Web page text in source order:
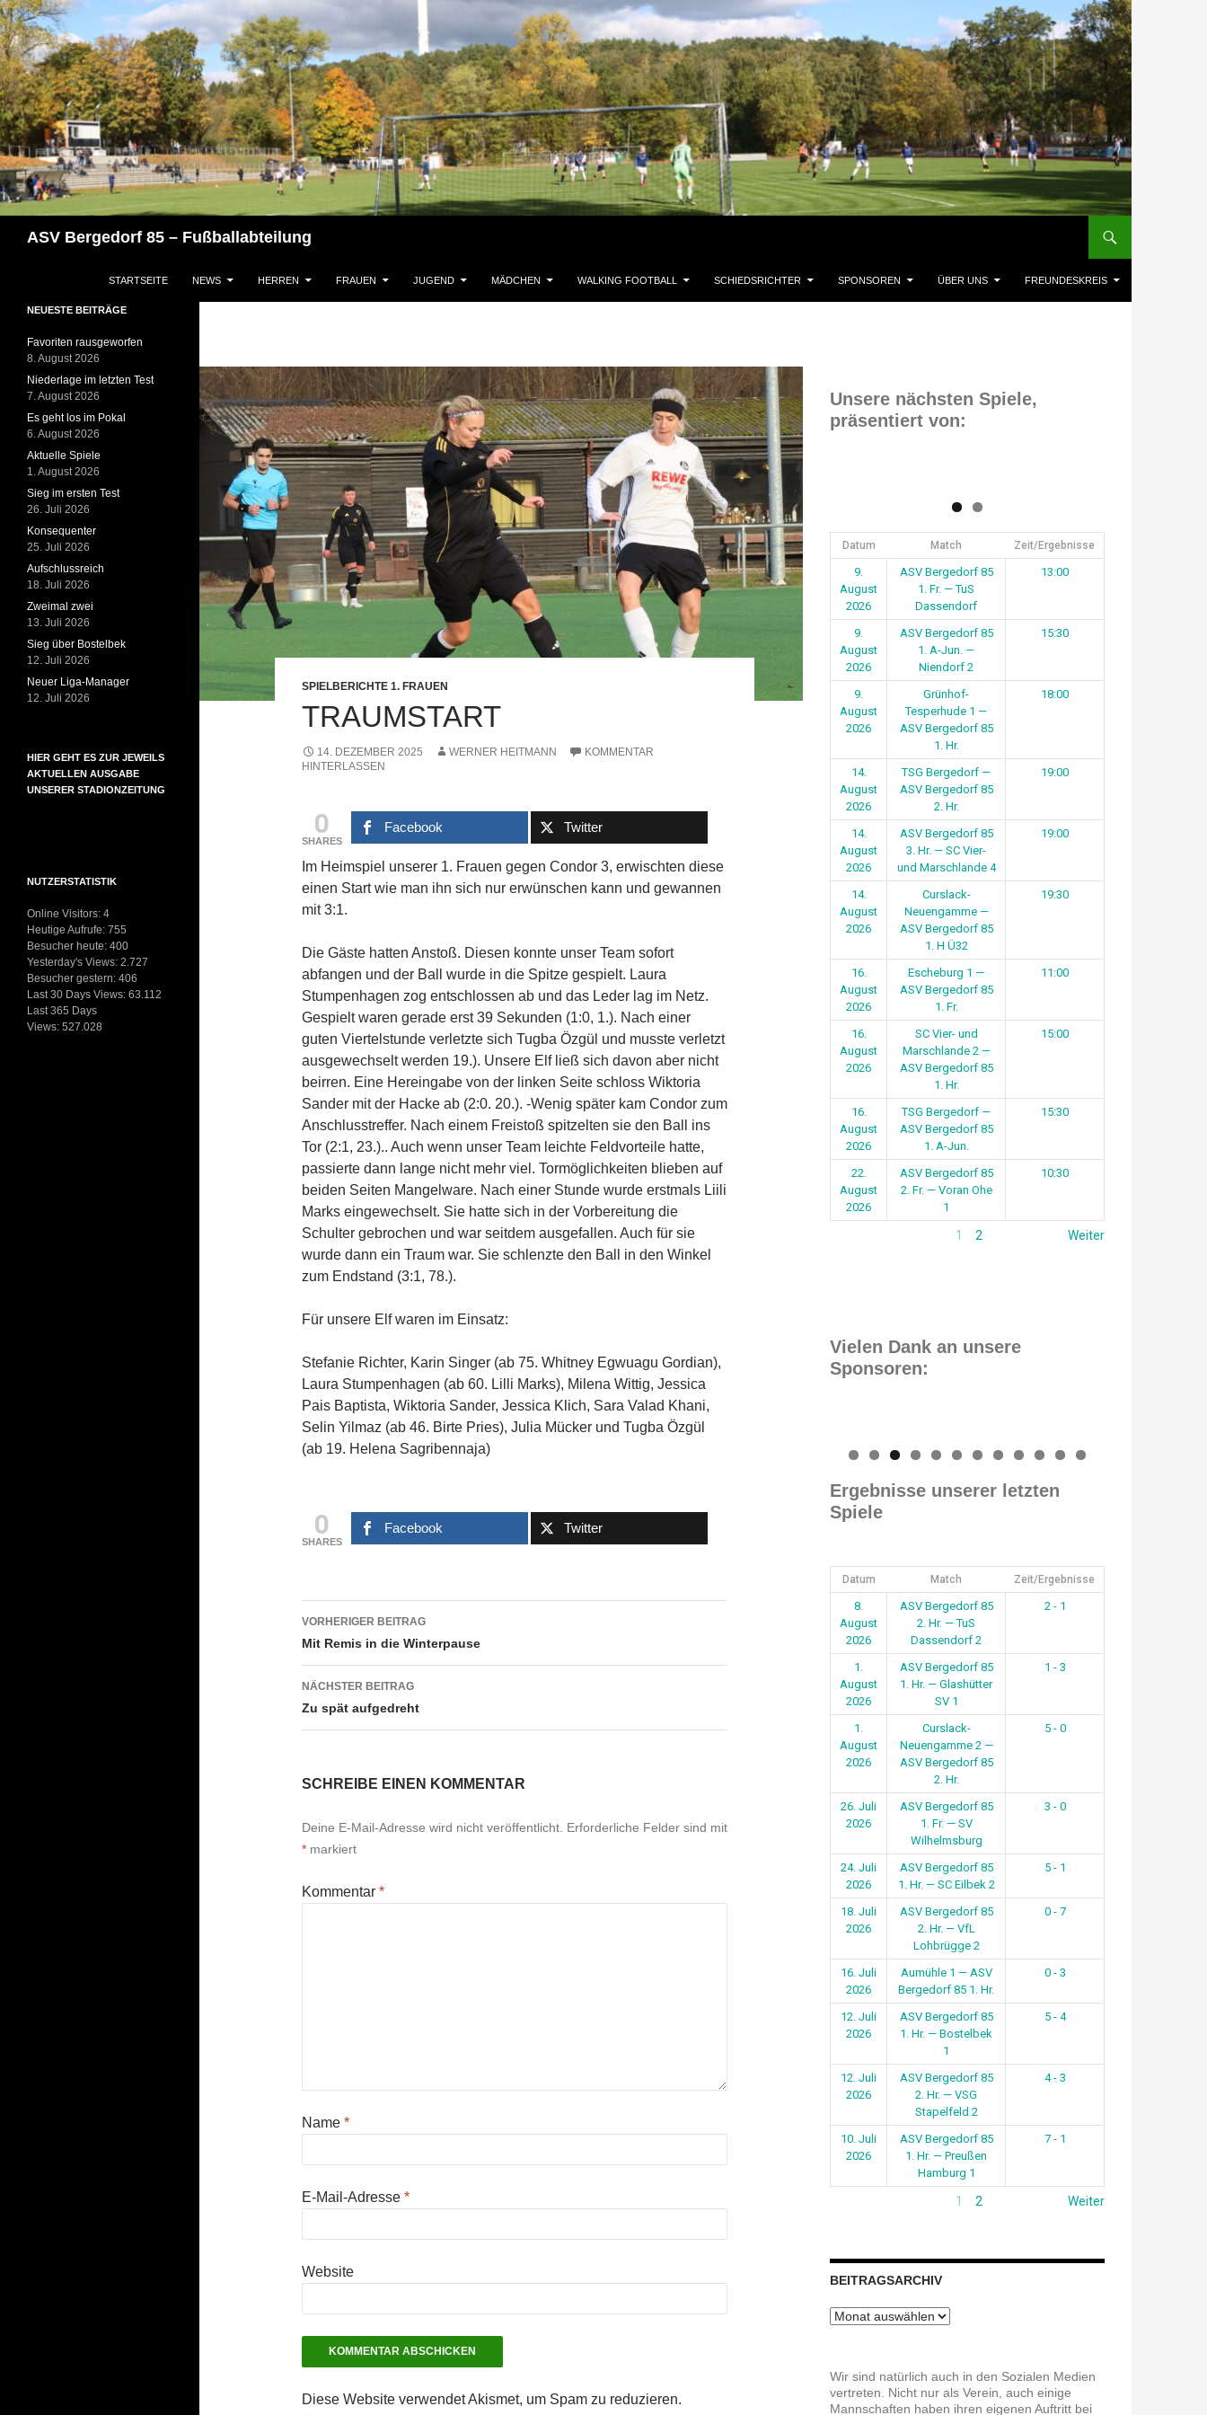
Zum
Inhalt
springen
ASV Bergedorf 85 – Fußballabteilung
STARTSEITE NEWS HERREN FRAUEN JUGEND MÄDCHEN WALKING FOOTBALL SCHIEDSRICHTER SPONSOREN ÜBER UNS FREUNDESKREIS
SPIELBERICHTE 1. FRAUEN
TRAUMSTART
14. DEZEMBER 2025 WERNER HEITMANN
KOMMENTAR
HINTERLASSEN
0
SHARES
Facebook Twitter
Im Heimspiel unserer 1. Frauen gegen Condor 3, erwischten diese
einen Start wie man ihn sich nur erwünschen kann und gewannen
mit 3:1.
Die Gäste hatten Anstoß. Diesen konnte unser Team sofort
abfangen und der Ball wurde in die Spitze gespielt. Laura
Stumpenhagen zog entschlossen ab und das Leder lag im Netz.
Gespielt waren gerade erst 39 Sekunden (1:0, 1.). Nach einer
guten Viertelstunde verletzte sich Tugba Özgül und musste verletzt
ausgewechselt werden 19.). Unsere Elf ließ sich davon aber nicht
beirren. Eine Hereingabe von der linken Seite schloss Wiktoria
Sander mit der Hacke ab (2:0. 20.). -Wenig später kam Condor zum
Anschlusstreffer. Nach einem Freistoß spitzelten sie den Ball ins
Tor (2:1, 23.).. Auch wenn unser Team leichte Feldvorteile hatte,
passierte dann lange nicht mehr viel. Tormöglichkeiten blieben auf
beiden Seiten Mangelware. Nach einer Stunde wurde erstmals Liili
Marks eingewechselt. Sie hatte sich in der Vorbereitung die
Schulter gebrochen und war seitdem ausgefallen. Auch für sie
wurde dann ein Traum war. Sie schlenzte den Ball in den Winkel
zum Endstand (3:1, 78.).
Für unsere Elf waren im Einsatz:
Stefanie Richter, Karin Singer (ab 75. Whitney Egwuagu Gordian),
Laura Stumpenhagen (ab 60. Lilli Marks), Milena Wittig, Jessica
Pais Baptista, Wiktoria Sander, Jessica Klich, Sara Valad Khani,
Selin Yilmaz (ab 46. Birte Pries), Julia Mücker und Tugba Özgül
(ab 19. Helena Sagribennaja)
0
SHARES
Facebook Twitter
Beitragsnavigation
VORHERIGER BEITRAG
Mit Remis in die Winterpause
NÄCHSTER BEITRAG
Zu spät aufgedreht
SCHREIBE EINEN KOMMENTAR
Deine E-Mail-Adresse wird nicht veröffentlicht. Erforderliche Felder sind mit
* markiert
Kommentar *
Name *
E-Mail-Adresse *
Website
Diese Website verwendet Akismet, um Spam zu reduzieren.
Unsere nächsten Spiele,
präsentiert von:
Datum Match Zeit/Ergebnisse
9.
August
2026
ASV Bergedorf 85
1. Fr. — TuS
Dassendorf
13:00
9.
August
2026
ASV Bergedorf 85
1. A-Jun. —
Niendorf 2
15:30
9.
August
2026
Grünhof-
Tesperhude 1 —
ASV Bergedorf 85
1. Hr.
18:00
14.
August
2026
TSG Bergedorf —
ASV Bergedorf 85
2. Hr.
19:00
14.
August
2026
ASV Bergedorf 85
3. Hr. — SC Vier-
und Marschlande 4
19:00
14.
August
2026
Curslack-
Neuengamme —
ASV Bergedorf 85
1. H Ü32
19:30
16.
August
2026
Escheburg 1 —
ASV Bergedorf 85
1. Fr.
11:00
16.
August
2026
SC Vier- und
Marschlande 2 —
ASV Bergedorf 85
1. Hr.
15:00
16.
August
2026
TSG Bergedorf —
ASV Bergedorf 85
1. A-Jun.
15:30
22.
August
2026
ASV Bergedorf 85
2. Fr. — Voran Ohe
1
10:30
1 2 Weiter
Vielen Dank an unsere
Sponsoren:
0 1 2
Ergebnisse unserer letzten
Spiele
Datum Match Zeit/Ergebnisse
8.
August
2026
ASV Bergedorf 85
2. Hr. — TuS
Dassendorf 2
2 - 1
1.
August
2026
ASV Bergedorf 85
1. Hr. — Glashütter
SV 1
1 - 3
1.
August
2026
Curslack-
Neuengamme 2 —
ASV Bergedorf 85
2. Hr.
5 - 0
26. Juli
2026
ASV Bergedorf 85
1. Fr. — SV
Wilhelmsburg
3 - 0
24. Juli
2026
ASV Bergedorf 85
1. Hr. — SC Eilbek 2
5 - 1
18. Juli
2026
ASV Bergedorf 85
2. Hr. — VfL
Lohbrügge 2
0 - 7
16. Juli
2026
Aumühle 1 — ASV
Bergedorf 85 1. Hr.
0 - 3
12. Juli
2026
ASV Bergedorf 85
1. Hr. — Bostelbek
1
5 - 4
12. Juli
2026
ASV Bergedorf 85
2. Hr. — VSG
Stapelfeld 2
4 - 3
10. Juli
2026
ASV Bergedorf 85
1. Hr. — Preußen
Hamburg 1
7 - 1
1 2 Weiter
BEITRAGSARCHIV
Beitragsarchiv
Wir sind natürlich auch in den Sozialen Medien
vertreten. Nicht nur als Verein, auch einige
Mannschaften haben ihren eigenen Auftritt bei
NEUESTE BEITRÄGE
Favoriten rausgeworfen
8. August 2026
Niederlage im letzten Test
7. August 2026
Es geht los im Pokal
6. August 2026
Aktuelle Spiele
1. August 2026
Sieg im ersten Test
26. Juli 2026
Konsequenter
25. Juli 2026
Aufschlussreich
18. Juli 2026
Zweimal zwei
13. Juli 2026
Sieg über Bostelbek
12. Juli 2026
Neuer Liga-Manager
12. Juli 2026
HIER GEHT ES ZUR JEWEILS
AKTUELLEN AUSGABE
UNSERER STADIONZEITUNG
NUTZERSTATISTIK
Online Visitors: 4
Heutige Aufrufe: 755
Besucher heute: 400
Yesterday's Views: 2.727
Besucher gestern: 406
Last 30 Days Views: 63.112
Last 365 Days
Views: 527.028